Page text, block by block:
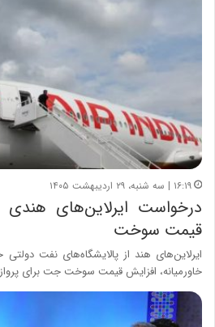
۱۶:۱۹ | سه شنبه، ۲۹ اردیبهشت ۱۴۰۵
درخواست ایرلاین‌های هندی
قیمت سوخت
ایرلاین‌های هند از پالایشگاه‌های نفت دولتی
خاورمیانه، افزایش قیمت سوخت جت برای